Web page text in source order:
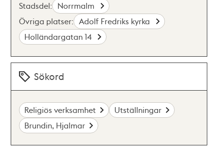
Stadsdel: Norrmalm
Övriga platser: Adolf Fredriks kyrka
Holländargatan 14
Sökord
Religiös verksamhet
Utställningar
Brundin, Hjalmar